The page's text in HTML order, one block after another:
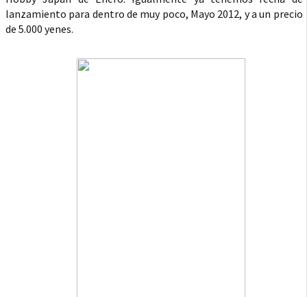
lanzamiento para dentro de muy poco, Mayo 2012, y a un precio
de 5.000 yenes.